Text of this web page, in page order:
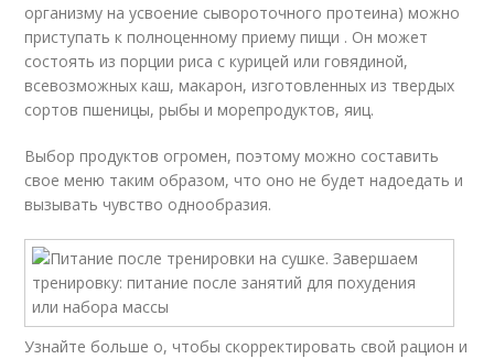
организму на усвоение сывороточного протеина) можно
приступать к полноценному приему пищи . Он может
состоять из порции риса с курицей или говядиной,
всевозможных каш, макарон, изготовленных из твердых
сортов пшеницы, рыбы и морепродуктов, яиц.
Выбор продуктов огромен, поэтому можно составить
свое меню таким образом, что оно не будет надоедать и
вызывать чувство однообразия.
Узнайте больше о, чтобы скорректировать свой рацион и